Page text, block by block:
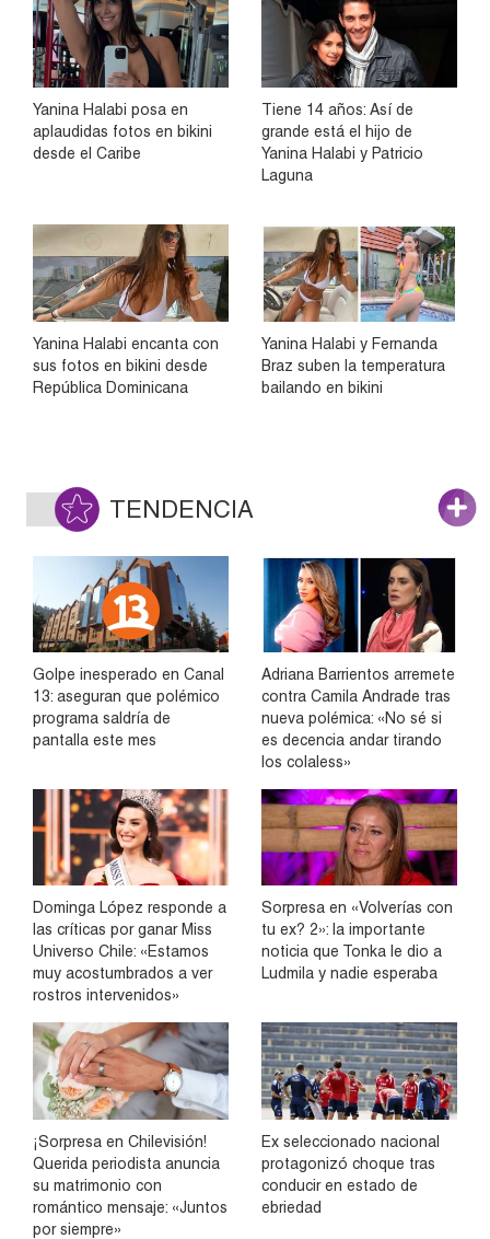
Yanina Halabi posa en
aplaudidas fotos en bikini
desde el Caribe
Tiene 14 años: Así de
grande está el hijo de
Yanina Halabi y Patricio
Laguna
Yanina Halabi encanta con
sus fotos en bikini desde
República Dominicana
Yanina Halabi y Fernanda
Braz suben la temperatura
bailando en bikini
TENDENCIA
Golpe inesperado en Canal
13: aseguran que polémico
programa saldría de
pantalla este mes
Adriana Barrientos arremete
contra Camila Andrade tras
nueva polémica: «No sé si
es decencia andar tirando
los colaless»
Dominga López responde a
las críticas por ganar Miss
Universo Chile: «Estamos
muy acostumbrados a ver
rostros intervenidos»
Sorpresa en «Volverías con
tu ex? 2»: la importante
noticia que Tonka le dio a
Ludmila y nadie esperaba
¡Sorpresa en Chilevisión!
Querida periodista anuncia
su matrimonio con
romántico mensaje: «Juntos
por siempre»
Ex seleccionado nacional
protagonizó choque tras
conducir en estado de
ebriedad